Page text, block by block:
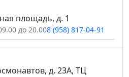
площадь, д. 1
до 20.008 (958) 817-04-91
д. 23А, ТЦ